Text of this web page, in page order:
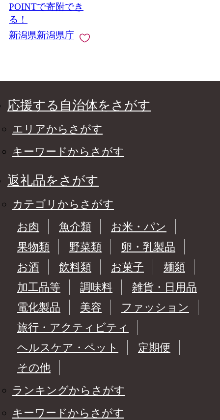
POINTで寄附でき
る！
新潟県新潟県庁
応援する自治体をさがす
エリアからさがす
キーワードからさがす
返礼品をさがす
カテゴリからさがす
お肉
魚介類
お米・パン
果物類
野菜類
卵・乳製品
お酒
飲料類 お菓子
麺類
加工品等
調味料
雑貨・日用品
電化製品
美容
ファッション
旅行・アクティビティ
ヘルスケア・ペット
定期便
その他
ランキングからさがす
キーワードからさがす